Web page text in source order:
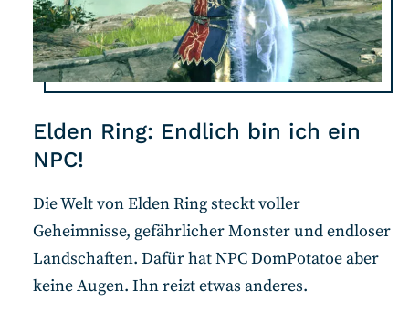
Elden Ring: Endlich bin ich ein
NPC!
Die Welt von Elden Ring steckt voller
Geheimnisse, gefährlicher Monster und endloser
Landschaften. Dafür hat NPC DomPotatoe aber
keine Augen. Ihn reizt etwas anderes.